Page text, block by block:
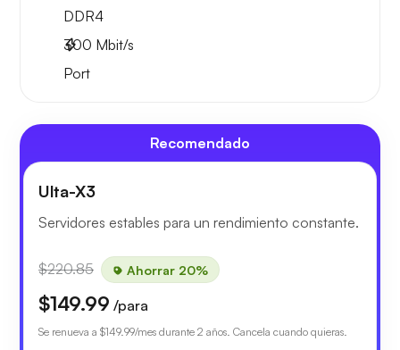
DDR4
300 Mbit/s
Port
Recomendado
Ulta-X3
Servidores estables para un rendimiento constante.
$220.85 Ahorrar 20%
$149.99 /para
Se renueva a $149.99/mes durante 2 años. Cancela cuando quieras.